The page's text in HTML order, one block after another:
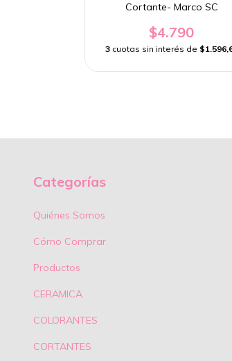
Cortante- Marco SC
$4.790
3 cuotas sin interés de
Categorías
Quiénes Somos
Cómo Comprar
Productos
CERAMICA
COLORANTES
CORTANTES